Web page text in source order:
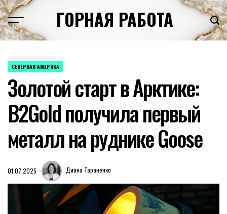
Перейти
к
содержимому
ГОРНАЯ РАБОТА
ОПУБЛИКОВАНО
СЕВЕРНАЯ АМЕРИКА
Золотой старт в Арктике:
B2Gold получила первый
металл на руднике Goose
01.07.2025 Диана Тараненко